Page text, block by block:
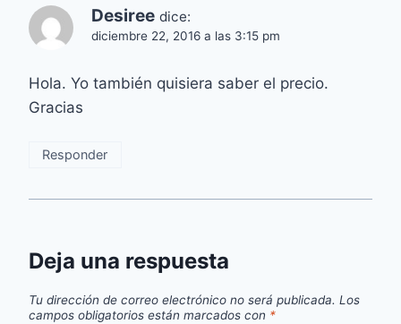
Desiree dice:
diciembre 22, 2016 a las 3:15 pm
Hola. Yo también quisiera saber el precio.
Gracias
Responder
Deja una respuesta
Tu dirección de correo electrónico no será publicada. Los
campos obligatorios están marcados con *